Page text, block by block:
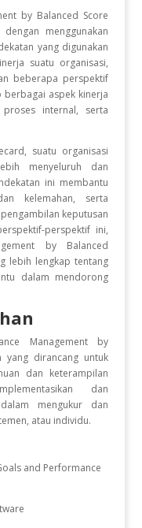
by Balanced Score
menggunakan
yang digunakan
suatu organisasi,
beberapa perspektif
aspek kinerja
proses internal, serta
suatu organisasi
menyeluruh dan
ini membantu
kelemahan, serta
keputusan
perspektif ini,
by Balanced
lebih lengkap tentang
dalam mendorong
Management by
yang dirancang untuk
dan keterampilan
dan
mengukur dan
atau individu.
and Performance